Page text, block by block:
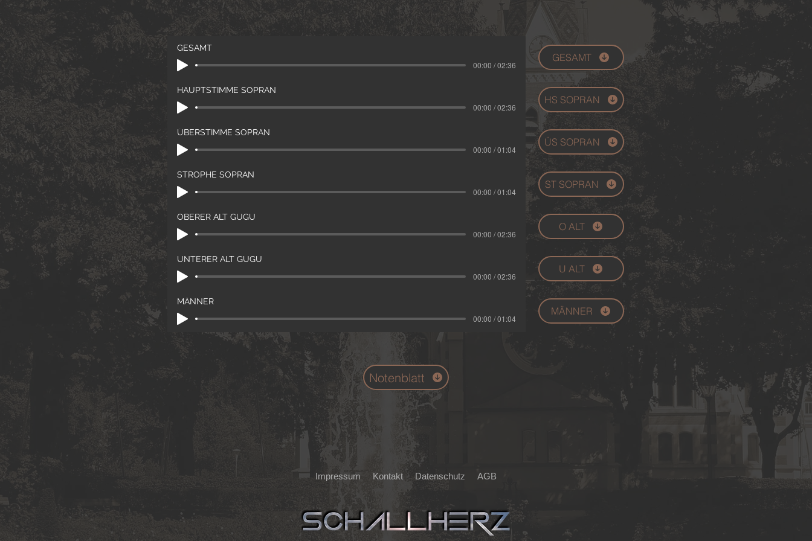
GESAMT
00:00 / 02:36
GESAMT
HAUPTSTIMME SOPRAN
00:00 / 02:36
HS SOPRAN
ÜBERSTIMME SOPRAN
00:00 / 01:04
ÜS SOPRAN
STROPHE SOPRAN
00:00 / 01:04
ST SOPRAN
OBERER ALT GUGU
00:00 / 02:36
O ALT
UNTERER ALT GUGU
00:00 / 02:36
U ALT
MÄNNER
00:00 / 01:04
MÄNNER
Notenblatt
Impressum Kontakt Datenschutz AGB